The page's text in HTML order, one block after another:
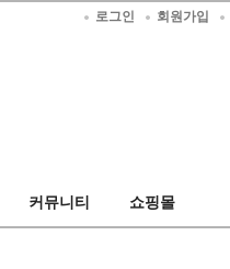
로그인 회원가입
커뮤니티
스탭 칼럼
쇼핑몰